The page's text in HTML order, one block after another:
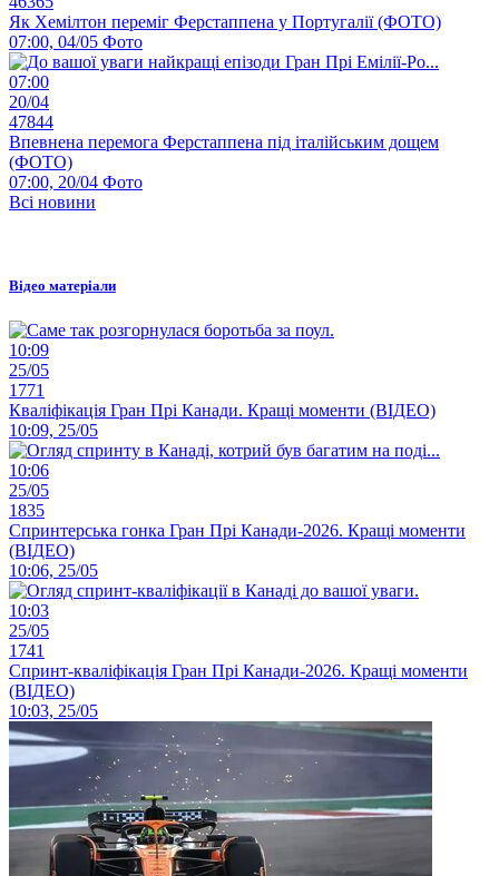
Як Хемілтон переміг Ферстаппена у Португалії (ФОТО)
07:00, 04/05 Фото
07:00
20/04
47844
Впевнена перемога Ферстаппена під італійським дощем
(ФОТО)
07:00, 20/04 Фото
Всі новини
Відео матеріали
10:09
25/05
1771
Кваліфікація Гран Прі Канади. Кращі моменти (ВІДЕО)
10:09, 25/05
10:06
25/05
1835
Спринтерська гонка Гран Прі Канади-2026. Кращі моменти
(ВІДЕО)
10:06, 25/05
10:03
25/05
1741
Спринт-кваліфікація Гран Прі Канади-2026. Кращі моменти
(ВІДЕО)
10:03, 25/05